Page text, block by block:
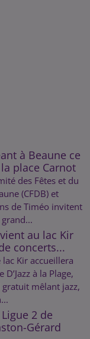
à Beaune ce
place Carnot
des Fêtes et du
(CFDB) et
de Timéo invitent
au lac Kir
concerts...
Kir accueillera
à la Plage,
mêlant jazz,
Ligue 2 de
Gérard